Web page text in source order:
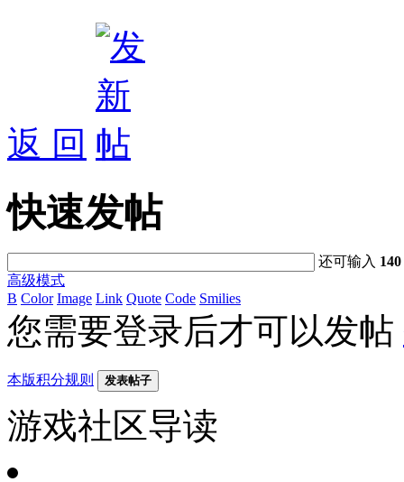
返 回
快速发帖
还可输入 140
高级模式
B Color Image Link Quote Code Smilies
您需要登录后才可以发帖
本版积分规则 发表帖子
游戏社区导读